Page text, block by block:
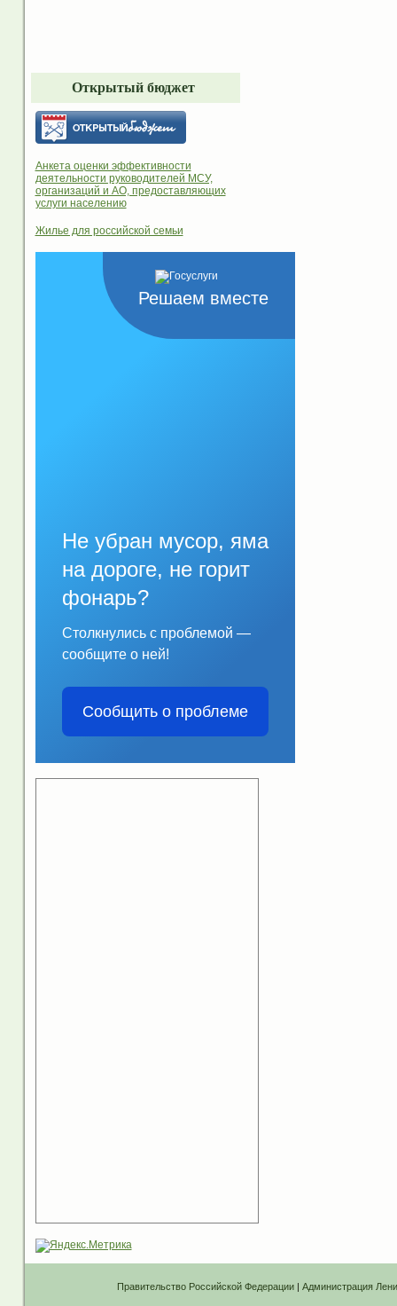
Открытый бюджет
Анкета оценки эффективности
деятельности руководителей МСУ,
организаций и АО, предоставляющих
услуги населению
Жилье для российской семьи
Решаем вместе
Не убран мусор, яма
на дороге, не горит
фонарь?
Столкнулись с проблемой —
сообщите о ней!
Сообщить о проблеме
Правительство Российской Федерации| Администрация